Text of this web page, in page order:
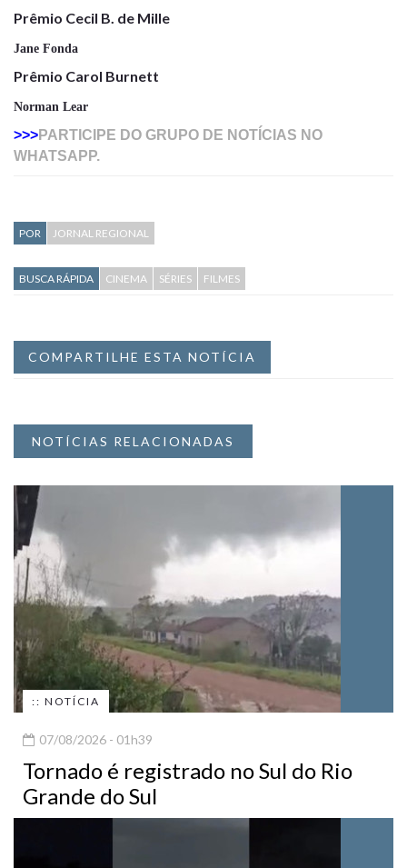
Prêmio Cecil B. de Mille
Jane Fonda
Prêmio Carol Burnett
Norman Lear
>>>PARTICIPE DO GRUPO DE NOTÍCIAS NO
WHATSAPP.
POR JORNAL REGIONAL
BUSCA RÁPIDA CINEMA SÉRIES FILMES
COMPARTILHE ESTA NOTÍCIA
NOTÍCIAS RELACIONADAS
:: NOTÍCIA
07/08/2026 - 01h39
Tornado é registrado no Sul do Rio
Grande do Sul